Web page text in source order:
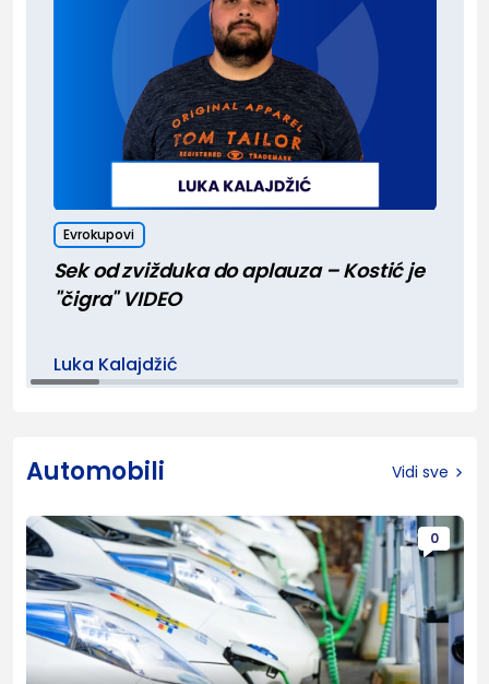
Evrokupovi
Sek od zvižduka do aplauza – Kostić je
"čigra" VIDEO
Luka Kalajdžić
Automobili Vidi sve
0